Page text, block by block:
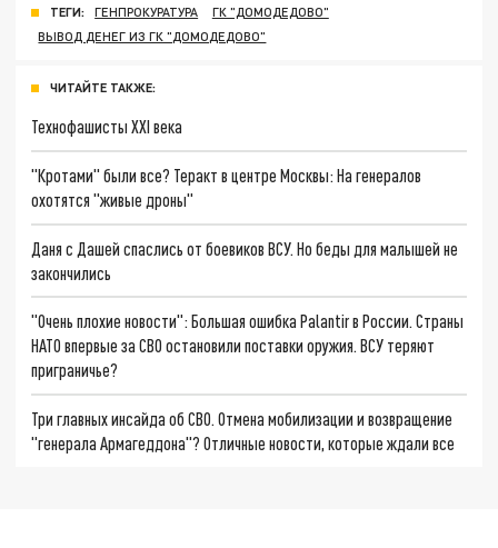
ТЕГИ: ГЕНПРОКУРАТУРА
ГК "ДОМОДЕДОВО"
ВЫВОД ДЕНЕГ ИЗ ГК "ДОМОДЕДОВО"
ЧИТАЙТЕ ТАКЖЕ:
Технофашисты XXI века
"Кротами" были все? Теракт в центре Москвы: На генералов
охотятся "живые дроны"
Даня с Дашей спаслись от боевиков ВСУ. Но беды для малышей не
закончились
"Очень плохие новости": Большая ошибка Palantir в России. Страны
НАТО впервые за СВО остановили поставки оружия. ВСУ теряют
приграничье?
Три главных инсайда об СВО. Отмена мобилизации и возвращение
"генерала Армагеддона"? Отличные новости, которые ждали все